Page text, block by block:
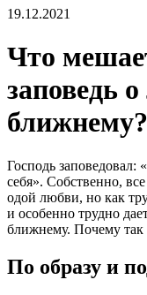
19.12.2021
Что
заповедь
ближнему?
Господь заповедовал:
себя». Собственно,
одой любви, но как
и особенно трудно
ближнему. Почему так
По образу и